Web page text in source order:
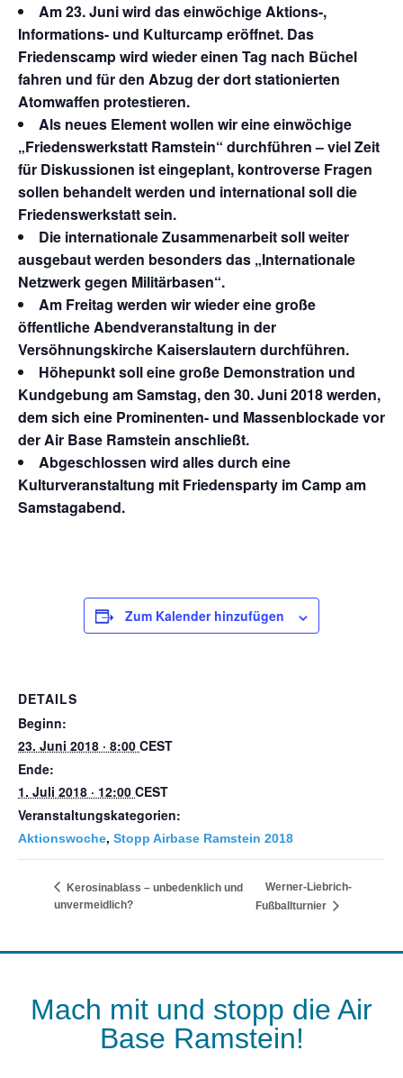
Am 23. Juni wird das einwöchige Aktions-,
Informations- und Kulturcamp eröffnet. Das
Friedenscamp wird wieder einen Tag nach Büchel
fahren und für den Abzug der dort stationierten
Atomwaffen protestieren.
Als neues Element wollen wir eine einwöchige
„Friedenswerkstatt Ramstein“ durchführen – viel Zeit
für Diskussionen ist eingeplant, kontroverse Fragen
sollen behandelt werden und international soll die
Friedenswerkstatt sein.
Die internationale Zusammenarbeit soll weiter
ausgebaut werden besonders das „Internationale
Netzwerk gegen Militärbasen“.
Am Freitag werden wir wieder eine große
öffentliche Abendveranstaltung in der
Versöhnungskirche Kaiserslautern durchführen.
Höhepunkt soll eine große Demonstration und
Kundgebung am Samstag, den 30. Juni 2018 werden,
dem sich eine Prominenten- und Massenblockade vor
der Air Base Ramstein anschließt.
Abgeschlossen wird alles durch eine
Kulturveranstaltung mit Friedensparty im Camp am
Samstagabend.
Zum Kalender hinzufügen
DETAILS
Beginn:
23. Juni 2018 · 8:00 CEST
Ende:
1. Juli 2018 · 12:00 CEST
Veranstaltungskategorien:
Aktionswoche, Stopp Airbase Ramstein 2018
Kerosinablass – unbedenklich und
unvermeidlich?
Werner-Liebrich-
Fußballturnier
Mach mit und stopp die Air
Base Ramstein!